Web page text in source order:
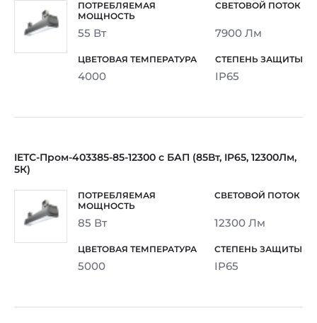
55 Вт 7900 Лм
4000 IP65
IETC-Пром-403385-85-12300 с БАП (85Вт, IP65, 12300Лм,
5К)
85 Вт 12300 Лм
5000 IP65